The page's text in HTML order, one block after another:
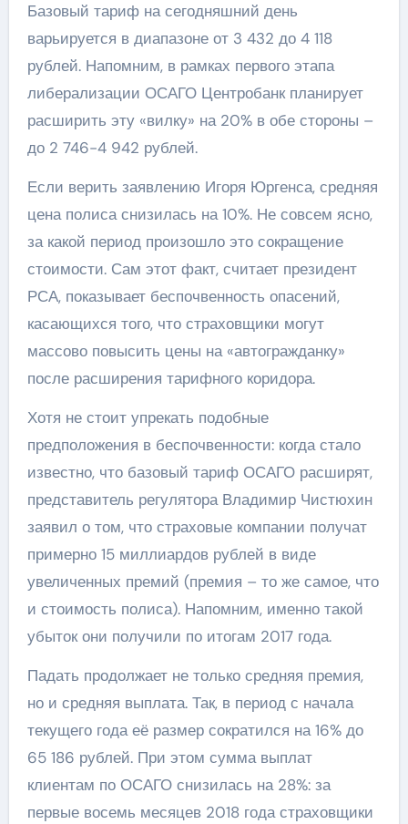
Базовый тариф на сегодняшний день
варьируется в диапазоне от 3 432 до 4 118
рублей. Напомним, в рамках первого этапа
либерализации ОСАГО Центробанк планирует
расширить эту «вилку» на 20% в обе стороны –
до 2 746-4 942 рублей.
Если верить заявлению Игоря Юргенса, средняя
цена полиса снизилась на 10%. Не совсем ясно,
за какой период произошло это сокращение
стоимости. Сам этот факт, считает президент
РСА, показывает беспочвенность опасений,
касающихся того, что страховщики могут
массово повысить цены на «автогражданку»
после расширения тарифного коридора.
Хотя не стоит упрекать подобные
предположения в беспочвенности: когда стало
известно, что базовый тариф ОСАГО расширят,
представитель регулятора Владимир Чистюхин
заявил о том, что страховые компании получат
примерно 15 миллиардов рублей в виде
увеличенных премий (премия – то же самое, что
и стоимость полиса). Напомним, именно такой
убыток они получили по итогам 2017 года.
Падать продолжает не только средняя премия,
но и средняя выплата. Так, в период с начала
текущего года её размер сократился на 16% до
65 186 рублей. При этом сумма выплат
клиентам по ОСАГО снизилась на 28%: за
первые восемь месяцев 2018 года страховщики